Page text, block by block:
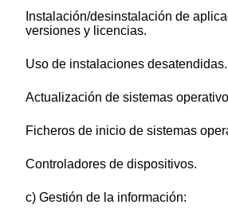
Instalación/desinstalación de
versiones y licencias.
Uso de instalaciones desatendidas.
Actualización de sistemas
Ficheros de inicio de sistemas
Controladores de dispositivos.
c) Gestión de la información: